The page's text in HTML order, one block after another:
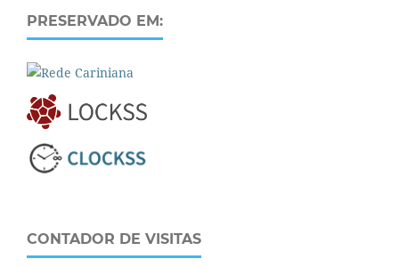
PRESERVADO EM:
CONTADOR DE VISITAS